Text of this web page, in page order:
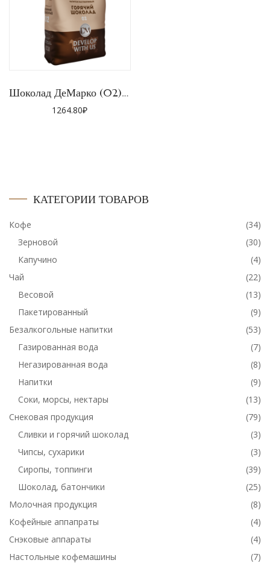
Шоколад ДеМарко (02),1кг
1264.80₽
КАТЕГОРИИ ТОВАРОВ
Кофе
(34)
Зерновой
(30)
Капучино
(4)
Чай
(22)
Весовой
(13)
Пакетированный
(9)
Безалкогольные напитки
(53)
Газированная вода
(7)
Негазированная вода
(8)
Напитки
(9)
Соки, морсы, нектары
(13)
Снековая продукция
(79)
Сливки и горячий шоколад
(3)
Чипсы, сухарики
(3)
Сиропы, топпинги
(39)
Шоколад, батончики
(25)
Молочная продукция
(8)
Кофейные аппапраты
(4)
Снэковые аппараты
(4)
Настольные кофемашины
(7)